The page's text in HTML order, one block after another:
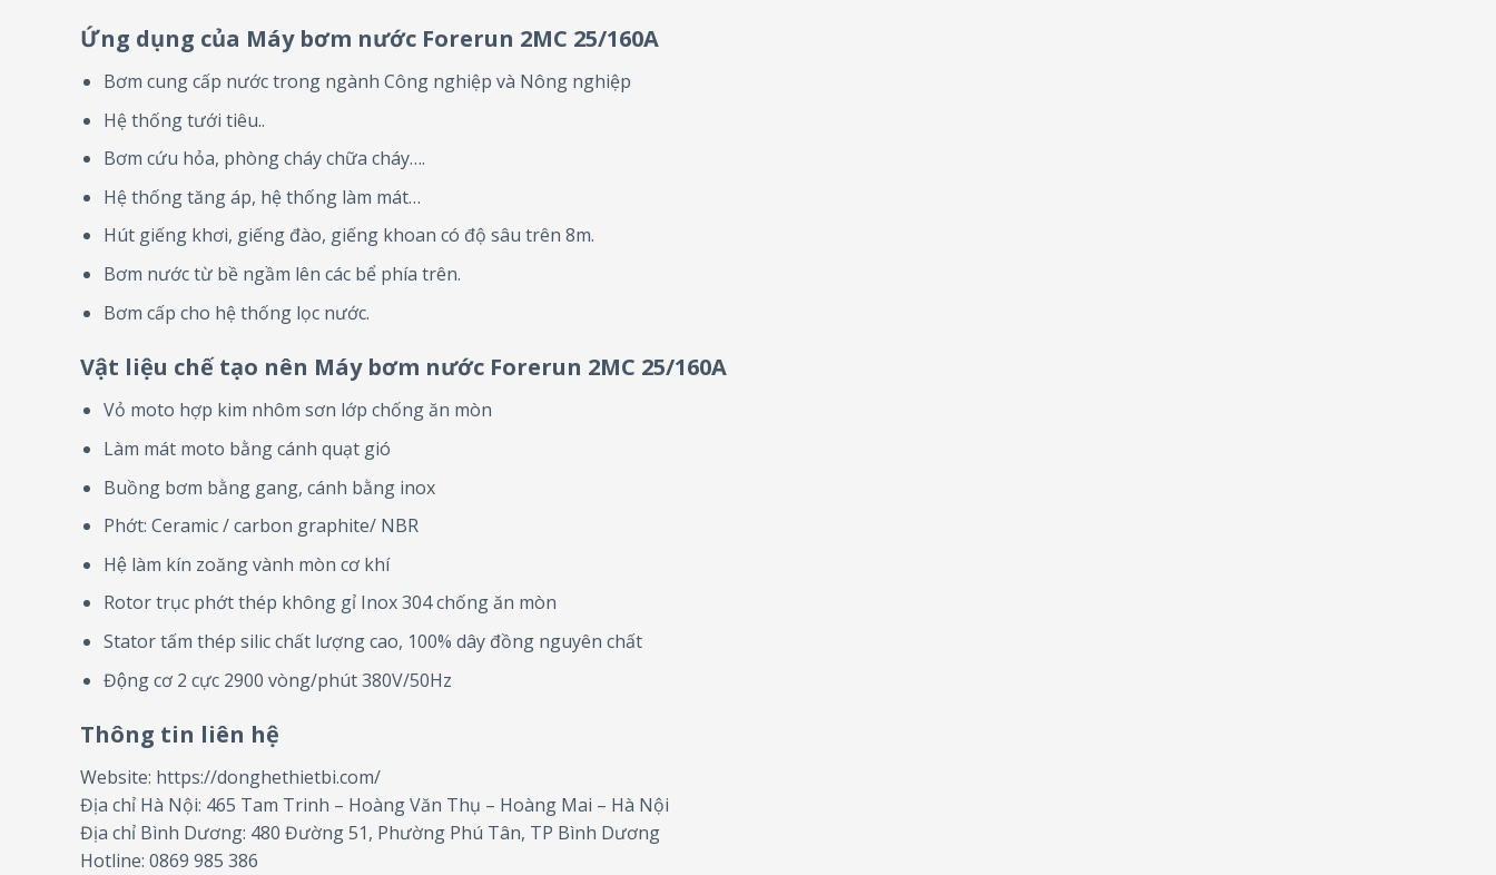
Ứng dụng của Máy bơm nước Forerun 2MC 25/160A
Bơm cung cấp nước trong ngành Công nghiệp và Nông nghiệp
Hệ thống tưới tiêu..
Bơm cứu hỏa, phòng cháy chữa cháy….
Hệ thống tăng áp, hệ thống làm mát…
Hút giếng khơi, giếng đào, giếng khoan có độ sâu trên 8m.
Bơm nước từ bề ngầm lên các bể phía trên.
Bơm cấp cho hệ thống lọc nước.
Vật liệu chế tạo nên Máy bơm nước Forerun 2MC 25/160A
Vỏ moto hợp kim nhôm sơn lớp chống ăn mòn
Làm mát moto bằng cánh quạt gió
Buồng bơm bằng gang, cánh bằng inox
Phớt: Ceramic / carbon graphite/ NBR
Hệ làm kín zoăng vành mòn cơ khí
Rotor trục phớt thép không gỉ Inox 304 chống ăn mòn
Stator tấm thép silic chất lượng cao, 100% dây đồng nguyên chất
Động cơ 2 cực 2900 vòng/phút 380V/50Hz
Thông tin liên hệ
Website: https://donghethietbi.com/
Địa chỉ Hà Nội: 465 Tam Trinh – Hoàng Văn Thụ – Hoàng Mai – Hà Nội
Địa chỉ Bình Dương: 480 Đường 51, Phường Phú Tân, TP Bình Dương
Hotline: 0869 985 386